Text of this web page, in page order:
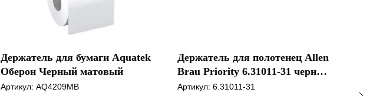
Держатель для бумаги Aquatek
Оберон Черный матовый
Артикул: AQ4209MB
Держатель для полотенец Allen
Brau Priority 6.31011-31 черный
матовый
Артикул: 6.31011-31